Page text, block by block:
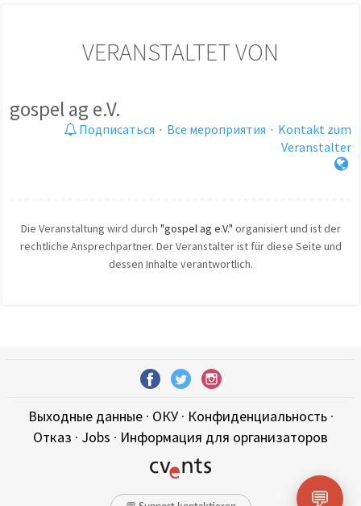
VERANSTALTET VON
gospel ag e.V.
Подписаться · Все мероприятия · Kontakt zum
Veranstalter
Die Veranstaltung wird durch "gospel ag e.V." organisiert und ist der
rechtliche Ansprechpartner. Der Veranstalter ist für diese Seite und
dessen Inhalte verantwortlich.
Выходные данные· ОКУ· Конфиденциальность·
Отказ · Jobs · Информация для организаторов
💬